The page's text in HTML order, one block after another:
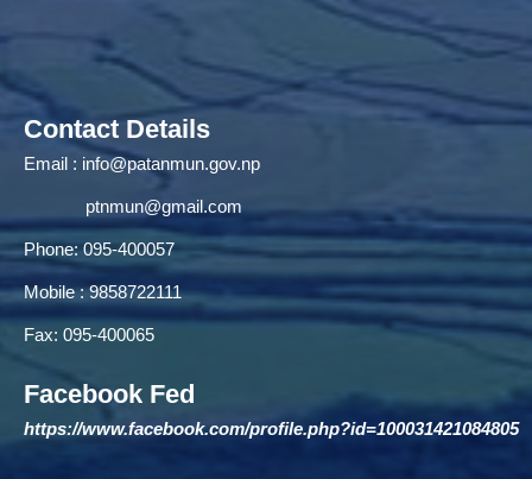
Contact Details
Email : info@patanmun.gov.np
ptnmun@gmail.com
Phone: 095-400057
Mobile : 9858722111
Fax: 095-400065
Facebook Fed
https://www.facebook.com/profile.php?id=100031421084805